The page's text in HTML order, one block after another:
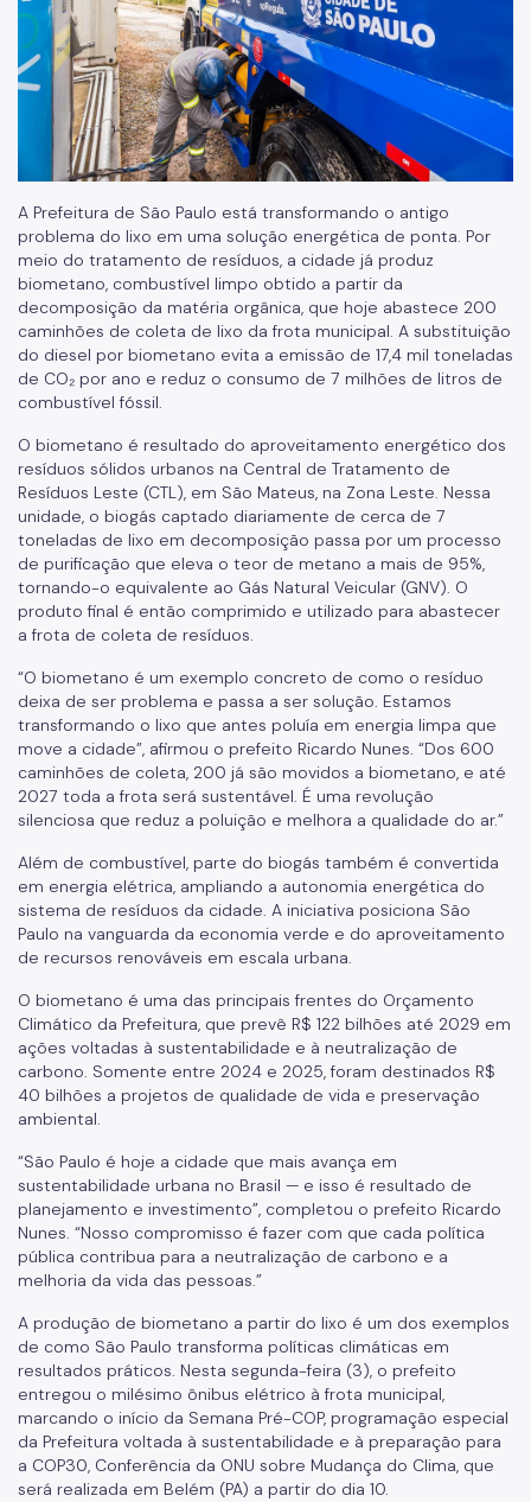
A Prefeitura de São Paulo está transformando o antigo
problema do lixo em uma solução energética de ponta. Por
meio do tratamento de resíduos, a cidade já produz
biometano, combustível limpo obtido a partir da
decomposição da matéria orgânica, que hoje abastece 200
caminhões de coleta de lixo da frota municipal. A substituição
do diesel por biometano evita a emissão de 17,4 mil toneladas
de CO₂ por ano e reduz o consumo de 7 milhões de litros de
combustível fóssil.
O biometano é resultado do aproveitamento energético dos
resíduos sólidos urbanos na Central de Tratamento de
Resíduos Leste (CTL), em São Mateus, na Zona Leste. Nessa
unidade, o biogás captado diariamente de cerca de 7
toneladas de lixo em decomposição passa por um processo
de purificação que eleva o teor de metano a mais de 95%,
tornando-o equivalente ao Gás Natural Veicular (GNV). O
produto final é então comprimido e utilizado para abastecer
a frota de coleta de resíduos.
“O biometano é um exemplo concreto de como o resíduo
deixa de ser problema e passa a ser solução. Estamos
transformando o lixo que antes poluía em energia limpa que
move a cidade”, afirmou o prefeito Ricardo Nunes. “Dos 600
caminhões de coleta, 200 já são movidos a biometano, e até
2027 toda a frota será sustentável. É uma revolução
silenciosa que reduz a poluição e melhora a qualidade do ar.”
Além de combustível, parte do biogás também é convertida
em energia elétrica, ampliando a autonomia energética do
sistema de resíduos da cidade. A iniciativa posiciona São
Paulo na vanguarda da economia verde e do aproveitamento
de recursos renováveis em escala urbana.
O biometano é uma das principais frentes do Orçamento
Climático da Prefeitura, que prevê R$ 122 bilhões até 2029 em
ações voltadas à sustentabilidade e à neutralização de
carbono. Somente entre 2024 e 2025, foram destinados R$
40 bilhões a projetos de qualidade de vida e preservação
ambiental.
“São Paulo é hoje a cidade que mais avança em
sustentabilidade urbana no Brasil — e isso é resultado de
planejamento e investimento”, completou o prefeito Ricardo
Nunes. “Nosso compromisso é fazer com que cada política
pública contribua para a neutralização de carbono e a
melhoria da vida das pessoas.”
A produção de biometano a partir do lixo é um dos exemplos
de como São Paulo transforma políticas climáticas em
resultados práticos. Nesta segunda-feira (3), o prefeito
entregou o milésimo ônibus elétrico à frota municipal,
marcando o início da Semana Pré-COP, programação especial
da Prefeitura voltada à sustentabilidade e à preparação para
a COP30, Conferência da ONU sobre Mudança do Clima, que
será realizada em Belém (PA) a partir do dia 10.